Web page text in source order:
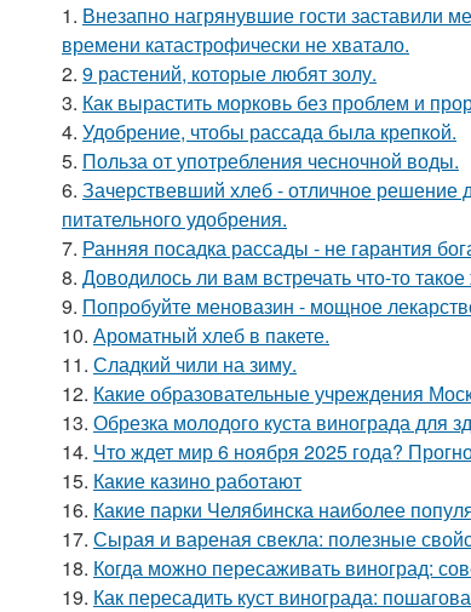
1. Внезапно нагрянувшие гости заставили
времени катастрофически не хватало.
2. 9 растений, которые любят золу.
3. Как вырастить морковь без проблем и
4. Удобрение, чтобы рассада была крепкoй.
5. Польза от употребления чесночной воды.
6. Зачерствевший хлеб - отличное решение
питательного удобрения.
7. Ранняя посадка рассады - не гарантия
8. Доводилось ли вам встречать что-то
9. Попробуйте меновазин - мощное
10. Ароматный хлеб в пакете.
11. Сладкий чили на зиму.
12. Какие образовательные учреждения
13. Обрезка молодого куста винограда для
14. Что ждет мир 6 ноября 2025 года?
15. Какие казино работают
16. Какие парки Челябинска наиболее
17. Сырая и вареная свекла: полезные
18. Когда можно пересаживать виноград:
19. Как пересадить куст винограда: